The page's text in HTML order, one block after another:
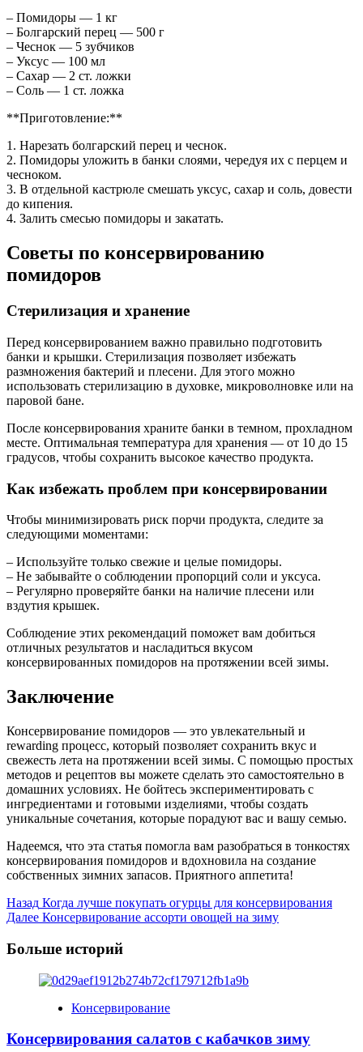
– Помидоры — 1 кг
– Болгарский перец — 500 г
– Чеснок — 5 зубчиков
– Уксус — 100 мл
– Сахар — 2 ст. ложки
– Соль — 1 ст. ложка
**Приготовление:**
1. Нарезать болгарский перец и чеснок.
2. Помидоры уложить в банки слоями, чередуя их с перцем и
чесноком.
3. В отдельной кастрюле смешать уксус, сахар и соль, довести
до кипения.
4. Залить смесью помидоры и закатать.
Советы по консервированию
помидоров
Стерилизация и хранение
Перед консервированием важно правильно подготовить
банки и крышки. Стерилизация позволяет избежать
размножения бактерий и плесени. Для этого можно
использовать стерилизацию в духовке, микроволновке или на
паровой бане.
После консервирования храните банки в темном, прохладном
месте. Оптимальная температура для хранения — от 10 до 15
градусов, чтобы сохранить высокое качество продукта.
Как избежать проблем при консервировании
Чтобы минимизировать риск порчи продукта, следите за
следующими моментами:
– Используйте только свежие и целые помидоры.
– Не забывайте о соблюдении пропорций соли и уксуса.
– Регулярно проверяйте банки на наличие плесени или
вздутия крышек.
Соблюдение этих рекомендаций поможет вам добиться
отличных результатов и насладиться вкусом
консервированных помидоров на протяжении всей зимы.
Заключение
Консервирование помидоров — это увлекательный и
rewarding процесс, который позволяет сохранить вкус и
свежесть лета на протяжении всей зимы. С помощью простых
методов и рецептов вы можете сделать это самостоятельно в
домашних условиях. Не бойтесь экспериментировать с
ингредиентами и готовыми изделиями, чтобы создать
уникальные сочетания, которые порадуют вас и вашу семью.
Надеемся, что эта статья помогла вам разобраться в тонкостях
консервирования помидоров и вдохновила на создание
собственных зимних запасов. Приятного аппетита!
Post
Navigation
Назад Когда лучше покупать огурцы для консервирования
Далее Консервирование ассорти овощей на зиму
Больше историй
Консервирование
Консервирования салатов с кабачков зиму